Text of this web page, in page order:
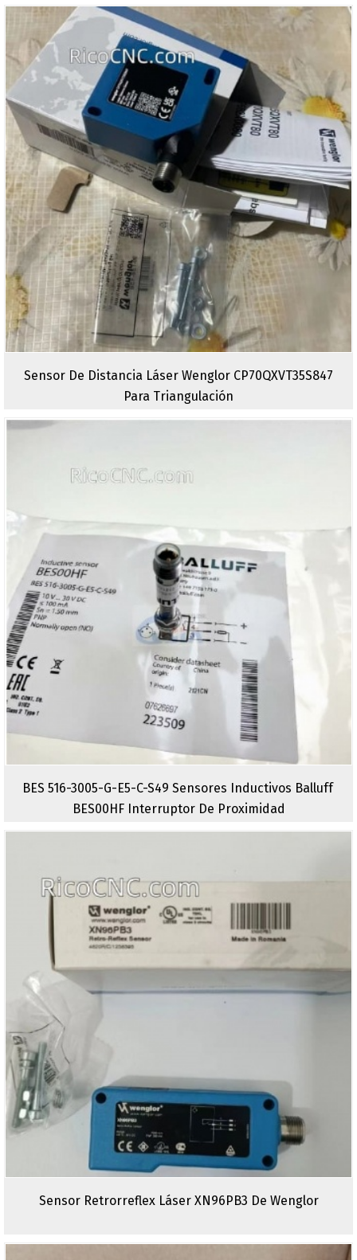
Sensor De Distancia Láser Wenglor CP70QXVT35S847
Para Triangulación
BES 516-3005-G-E5-C-S49 Sensores Inductivos Balluff
BES00HF Interruptor De Proximidad
Sensor Retrorreflex Láser XN96PB3 De Wenglor